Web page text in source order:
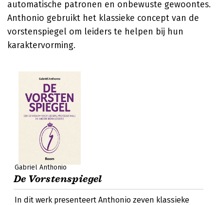
automatische patronen en onbewuste gewoontes.
Anthonio gebruikt het klassieke concept van de
vorstenspiegel om leiders te helpen bij hun
karaktervorming.
Gabriël Anthonio
De Vorstenspiegel
In dit werk presenteert Anthonio zeven klassieke